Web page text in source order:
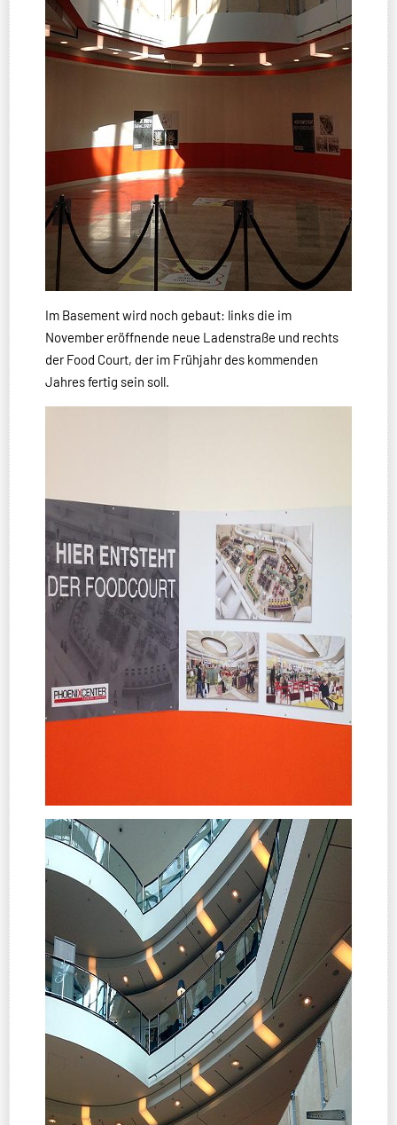
Im Basement wird noch gebaut: links die im
November eröffnende neue Ladenstraße und rechts
der Food Court, der im Frühjahr des kommenden
Jahres fertig sein soll.